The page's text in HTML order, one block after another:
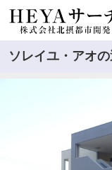
ソレイユ・アオ